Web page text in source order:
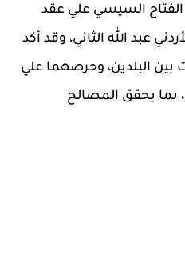
السيسي علي عقد
عبد ﷲ الثاني، وقد أكد
بين البلدين، وحرصهما علي
بما يحقق المصالح